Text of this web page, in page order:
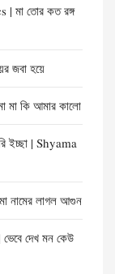
তোর কত রঙ্গ
জবা হয়ে
কি আমার কালো
ইচ্ছা | Shyama
নামের লাগল আগুন
দেখ মন কেউ